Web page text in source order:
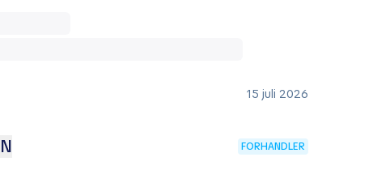
15 juli 2026
FORHANDLER